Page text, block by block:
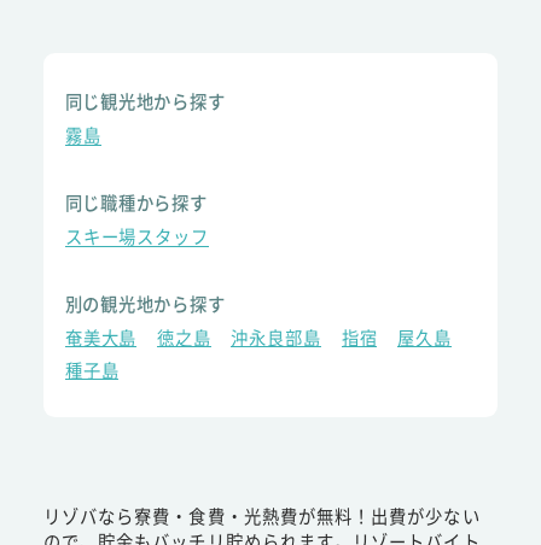
同じ観光地から探す
霧島
同じ職種から探す
スキー場スタッフ
別の観光地から探す
奄美大島
徳之島 沖永良部島 指宿
屋久島
種子島
リゾバなら寮費・食費・光熱費が無料！出費が少ない